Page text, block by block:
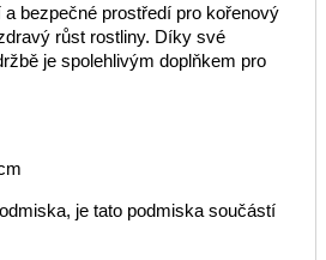
bezpečné prostředí pro kořenový
růst rostliny. Díky své
je spolehlivým doplňkem pro
je tato podmiska součástí